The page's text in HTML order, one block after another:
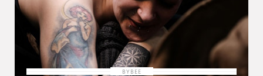
BYBEE